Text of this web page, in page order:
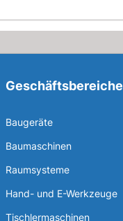
Geschäftsbereiche
Baugeräte
Baumaschinen
Raumsysteme
Hand- und E-Werkzeuge
Tischlermaschinen